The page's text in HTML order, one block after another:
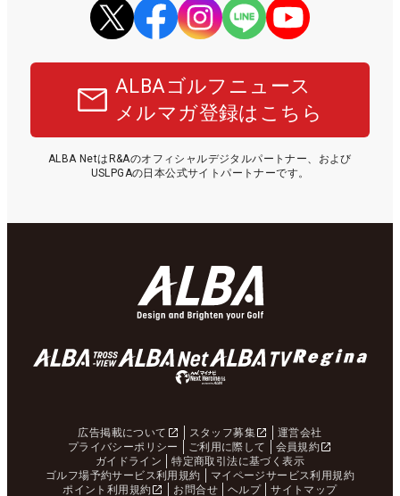
ALBAゴルフニュース
メルマガ登録はこちら
ALBA NetはR&Aのオフィシャルデジタルパートナー、および
USLPGAの日本公式サイトパートナーです。
広告掲載について スタッフ募集
運営会社
プライバシーポリシー
ご利用に際して
会員規約
ガイドライン
特定商取引法に基づく表示
ゴルフ場予約サービス利用規約
マイページサービス利用規約
ポイント利用規約
お問合せ ヘルプ サイトマップ